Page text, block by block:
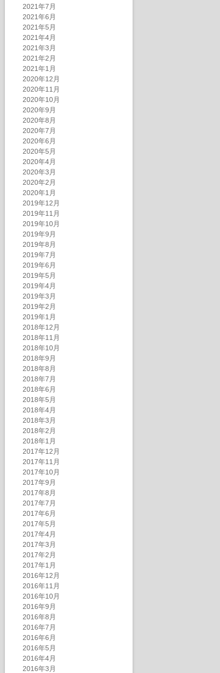
2021年7月
2021年6月
2021年5月
2021年4月
2021年3月
2021年2月
2021年1月
2020年12月
2020年11月
2020年10月
2020年9月
2020年8月
2020年7月
2020年6月
2020年5月
2020年4月
2020年3月
2020年2月
2020年1月
2019年12月
2019年11月
2019年10月
2019年9月
2019年8月
2019年7月
2019年6月
2019年5月
2019年4月
2019年3月
2019年2月
2019年1月
2018年12月
2018年11月
2018年10月
2018年9月
2018年8月
2018年7月
2018年6月
2018年5月
2018年4月
2018年3月
2018年2月
2018年1月
2017年12月
2017年11月
2017年10月
2017年9月
2017年8月
2017年7月
2017年6月
2017年5月
2017年4月
2017年3月
2017年2月
2017年1月
2016年12月
2016年11月
2016年10月
2016年9月
2016年8月
2016年7月
2016年6月
2016年5月
2016年4月
2016年3月